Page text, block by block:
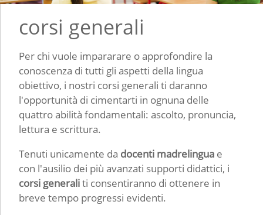
corsi generali
Per chi vuole impararare o approfondire la
conoscenza di tutti gli aspetti della lingua
obiettivo, i nostri corsi generali ti daranno
l'opportunità di cimentarti in ognuna delle
quattro abilità fondamentali: ascolto, pronuncia,
lettura e scrittura.
Tenuti unicamente da docenti madrelingua e
con l'ausilio dei più avanzati supporti didattici, i
corsi generaliti consentiranno di ottenere in
breve tempo progressi evidenti.